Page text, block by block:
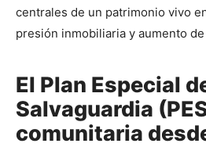
centrales de un patrimonio vivo
presión inmobiliaria y aumento
El Plan Especial
Salvaguardia
comunitaria